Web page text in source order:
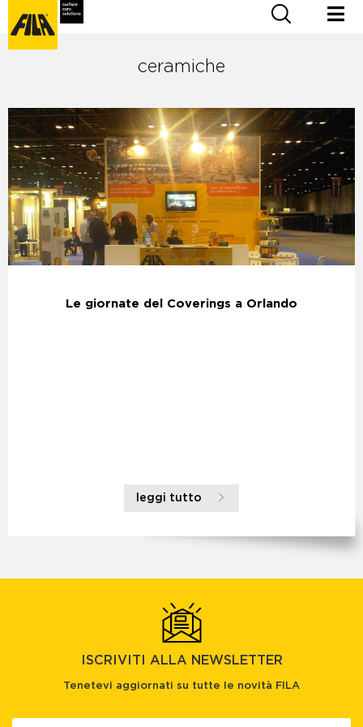
ceramiche
Le giornate del Coverings a Orlando
leggi tutto
ISCRIVITI ALLA NEWSLETTER
Tenetevi aggiornati su tutte le novità FILA